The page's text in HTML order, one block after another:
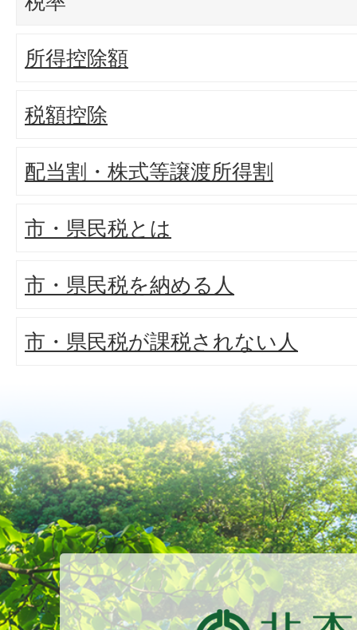
所得控除額
税額控除
配当割・株式等譲渡所得割
市・県民税とは
市・県民税を納める人
市・県民税が課税されない人